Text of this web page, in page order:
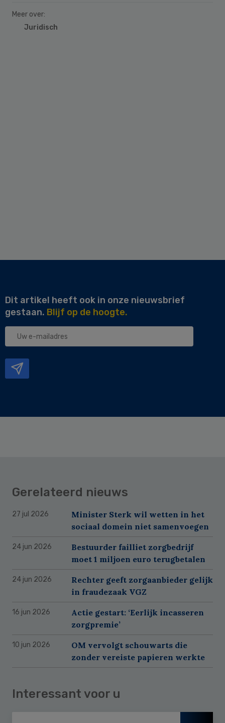
Meer over:
Juridisch
Dit artikel heeft ook in onze nieuwsbrief
gestaan. Blijf op de hoogte.
Uw
Gerelateerd nieuws
27 jul 2026
Minister Sterk wil wetten in het
sociaal domein niet samenvoegen
24 jun 2026
Bestuurder failliet zorgbedrijf
moet 1 miljoen euro terugbetalen
24 jun 2026
Rechter geeft zorgaanbieder gelijk
in fraudezaak VGZ
16 jun 2026
Actie gestart: ‘Eerlijk incasseren
zorgpremie’
10 jun 2026
OM vervolgt schouwarts die
zonder vereiste papieren werkte
Interessant voor u